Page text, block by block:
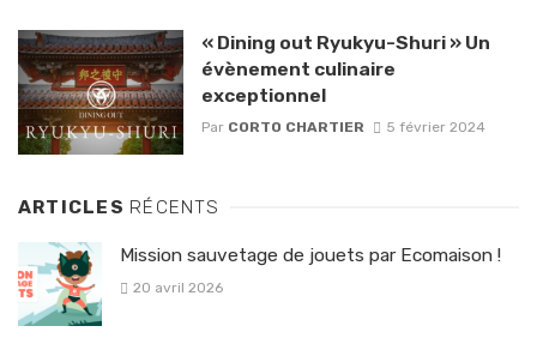
« Dining out Ryukyu-Shuri » Un
évènement culinaire
exceptionnel
Par CORTO CHARTIER 5 février 2024
ARTICLES RÉCENTS
Mission sauvetage de jouets par Ecomaison !
20 avril 2026